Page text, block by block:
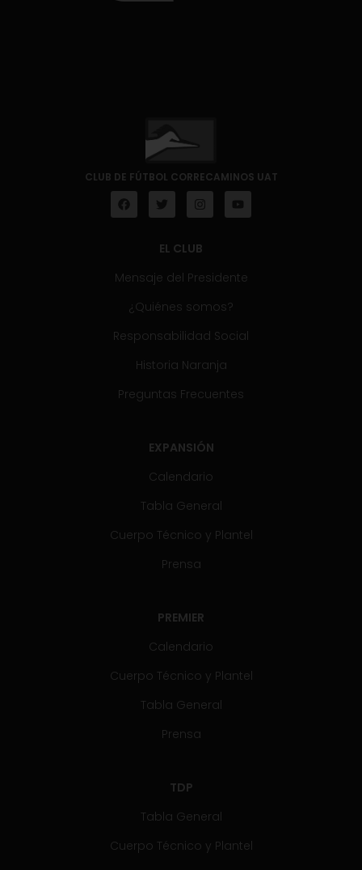
CLUB DE FÚTBOL CORRECAMINOS UAT
EL CLUB
Mensaje del Presidente
¿Quiénes somos?
Responsabilidad Social
Historia Naranja
Preguntas Frecuentes
EXPANSIÓN
Calendario
Tabla General
Cuerpo Técnico y Plantel
Prensa
PREMIER
Calendario
Cuerpo Técnico y Plantel
Tabla General
Prensa
TDP
Tabla General
Cuerpo Técnico y Plantel